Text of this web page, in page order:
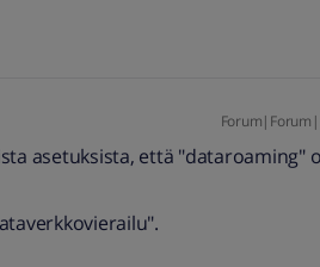
asetuksista, että "dataroaming"